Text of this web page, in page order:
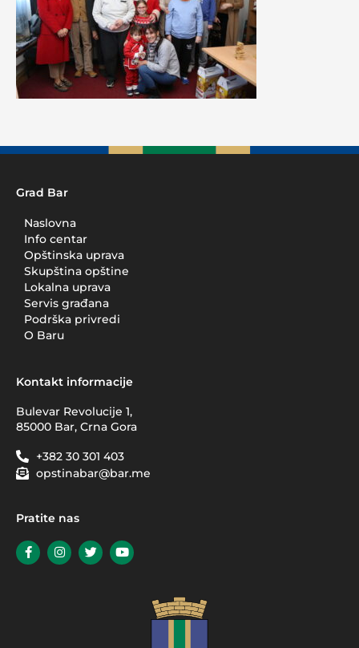
Grad Bar
Naslovna
Info centar
Opštinska uprava
Skupština opštine
Lokalna uprava
Servis građana
Podrška privredi
O Baru
Kontakt informacije
Bulevar Revolucije 1,
85000 Bar, Crna Gora
+382 30 301 403
opstinabar@bar.me
Pratite nas